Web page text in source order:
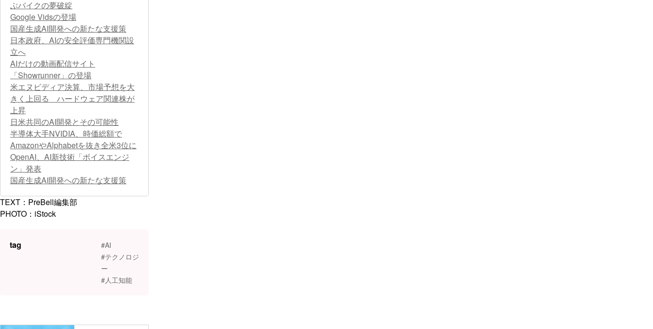
ぶバイクの夢破綻
Google Vidsの登場
国産生成AI開発への新たな支援策
日本政府、AIの安全評価専門機関設
立へ
AIだけの動画配信サイト
「Showrunner」の登場
米エヌビディア決算、市場予想を大
きく上回る ハードウェア関連株が
上昇
日米共同のAI開発とその可能性
半導体大手NVIDIA、時価総額で
AmazonやAlphabetを抜き全米3位に
OpenAI、AI新技術「ボイスエンジ
ン」発表
国産生成AI開発への新たな支援策
TEXT：PreBell編集部
PHOTO：iStock
tag
#AI
#テクノロジ
ー
#人工知能